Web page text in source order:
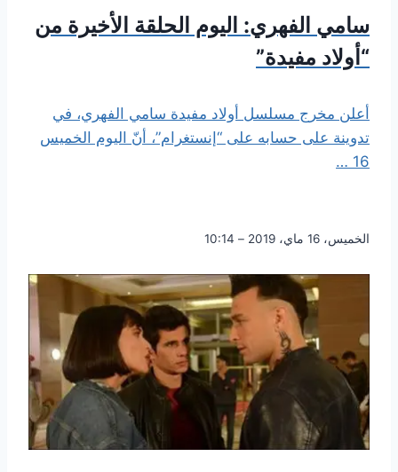
سامي الفهري: اليوم الحلقة الأخيرة من
“أولاد مفيدة”
أعلن مخرج مسلسل أولاد مفيدة سامي الفهري، في
تدوينة على حسابه على “إنستغرام”، أنّ اليوم الخميس
16 …
الخميس، 16 ماي، 2019 – 10:14